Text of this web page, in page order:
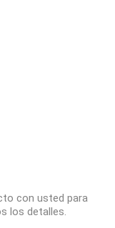
con usted para
los detalles.